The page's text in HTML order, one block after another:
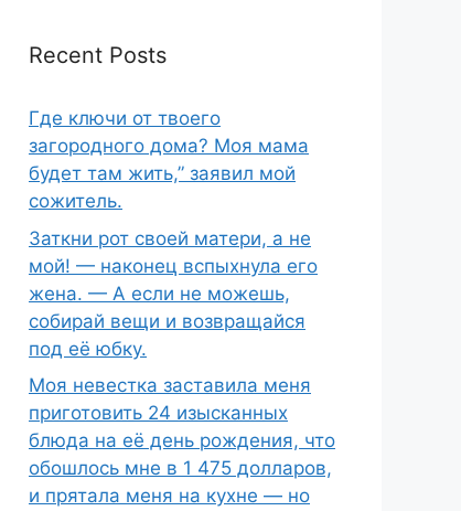
Recent Posts
Где ключи от твоего
загородного дома? Моя мама
будет там жить,” заявил мой
сожитель.
Заткни рот своей матери, а не
мой! — наконец вспыхнула его
жена. — А если не можешь,
собирай вещи и возвращайся
под её юбку.
Моя невестка заставила меня
приготовить 24 изысканных
блюда на её день рождения, что
обошлось мне в 1 475 долларов,
и прятала меня на кухне — но